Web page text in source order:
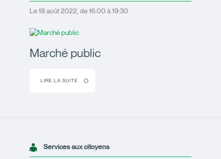
Le 18 août 2022, de 16:00 à 19:30
Marché public
LIRE LA SUITE
Services aux citoyens